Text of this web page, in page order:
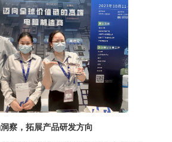
察，拓展产品研发方向